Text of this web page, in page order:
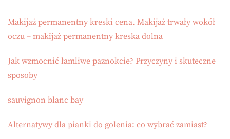
Makijaż permanentny kreski cena. Makijaż trwały wokół
oczu – makijaż permanentny kreska dolna
Jak wzmocnić łamliwe paznokcie? Przyczyny i skuteczne
sposoby
sauvignon blanc bay
Alternatywy dla pianki do golenia: co wybrać zamiast?